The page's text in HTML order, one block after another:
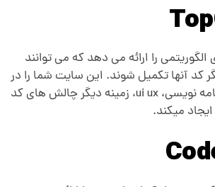
را ارائه می دهد که می توانند
کد آنها تکمیل شوند. این سایت شما را در
زمینه علوم داده، برنامه نویسی، ui ux، زمینه دیگر چالش های کد
میکند.